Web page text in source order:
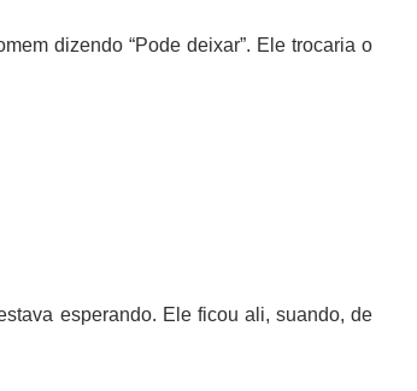
dizendo “Pode deixar”. Ele trocaria o
esperando. Ele ficou ali, suando, de